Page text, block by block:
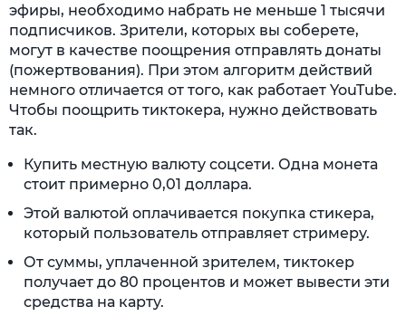
эфиры, необходимо набрать не меньше 1 тысячи
подписчиков. Зрители, которых вы соберете,
могут в качестве поощрения отправлять донаты
(пожертвования). При этом алгоритм действий
немного отличается от того, как работает YouTube.
Чтобы поощрить тиктокера, нужно действовать
так.
Купить местную валюту соцсети. Одна монета
стоит примерно 0,01 доллара.
Этой валютой оплачивается покупка стикера,
который пользователь отправляет стримеру.
От суммы, уплаченной зрителем, тиктокер
получает до 80 процентов и может вывести эти
средства на карту.